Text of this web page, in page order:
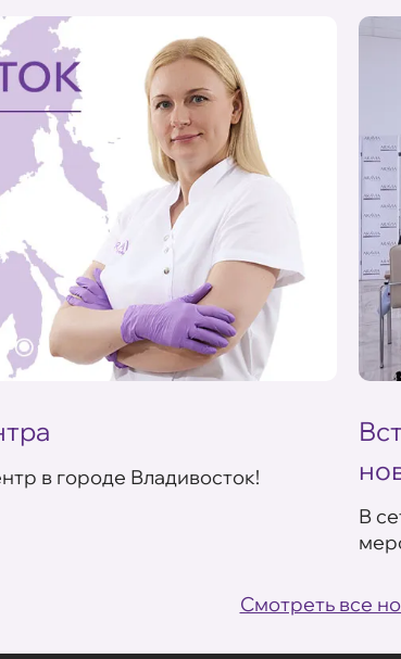
в городе Владивосток!
В
Смотреть все